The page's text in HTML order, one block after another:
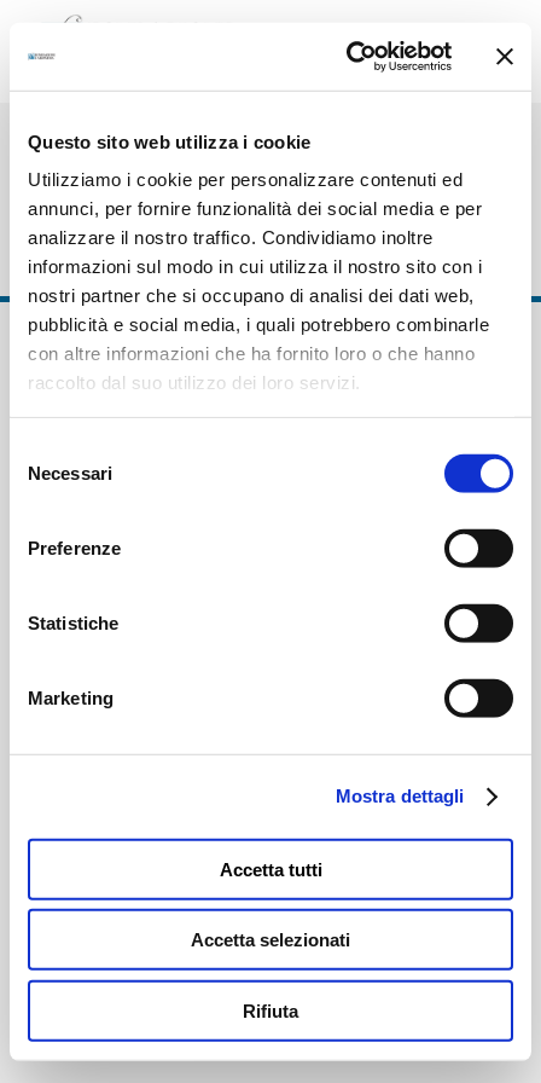
Questo sito web utilizza i cookie
Utilizziamo i cookie per personalizzare contenuti ed
annunci, per fornire funzionalità dei social media e per
analizzare il nostro traffico. Condividiamo inoltre
informazioni sul modo in cui utilizza il nostro sito con i
nostri partner che si occupano di analisi dei dati web,
pubblicità e social media, i quali potrebbero combinarle
con altre informazioni che ha fornito loro o che hanno
raccolto dal suo utilizzo dei loro servizi.
delNecessari
Preferenze
Statistiche
Marketing
Mostra dettagli
Accetta tutti
Accetta selezionati
Rifiuta
ager